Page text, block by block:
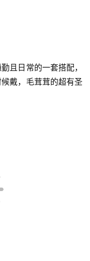
且日常的一套搭配，
戴，毛茸茸的超有圣